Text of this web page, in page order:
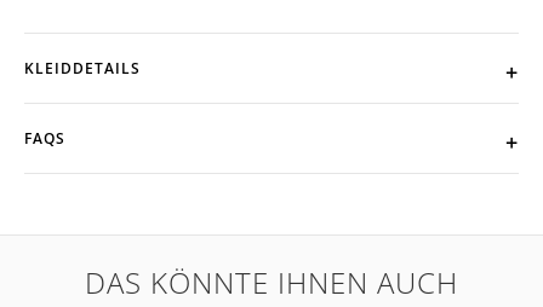
KLEIDDETAILS
FAQS
DAS KÖNNTE IHNEN AUCH